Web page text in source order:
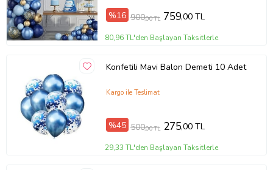
%16 900,00 TL 759,00 TL
80,96 TL'den Başlayan Taksitlerle
Konfetili Mavi Balon Demeti 10 Adet
Kargo ile Teslimat
%45 500,00 TL 275,00 TL
29,33 TL'den Başlayan Taksitlerle